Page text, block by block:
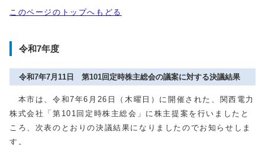
このページのトップへもどる
令和7年度
令和7年7月11日 第101回定時株主総会の議案に対する決議結果
本市は、令和7年6月26日（木曜日）に開催された、関西電力
株式会社「第101回定時株主総会」に株主提案を行いましたと
ころ、次表のとおりの決議結果になりましたのでお知らせしま
す。